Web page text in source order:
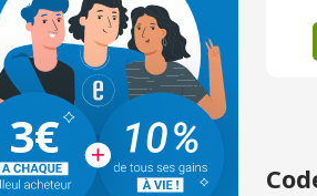
3€